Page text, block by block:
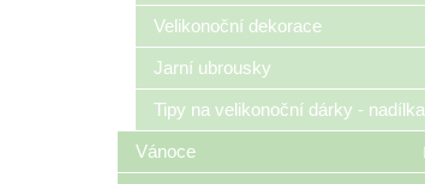
Velikonoční dekorace
Jarní ubrousky
Tipy na velikonoční dárky - nadílka
Vánoce